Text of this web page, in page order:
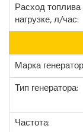
Расход
нагрузке, л/час:
Марка
Тип генератора:
Частота: